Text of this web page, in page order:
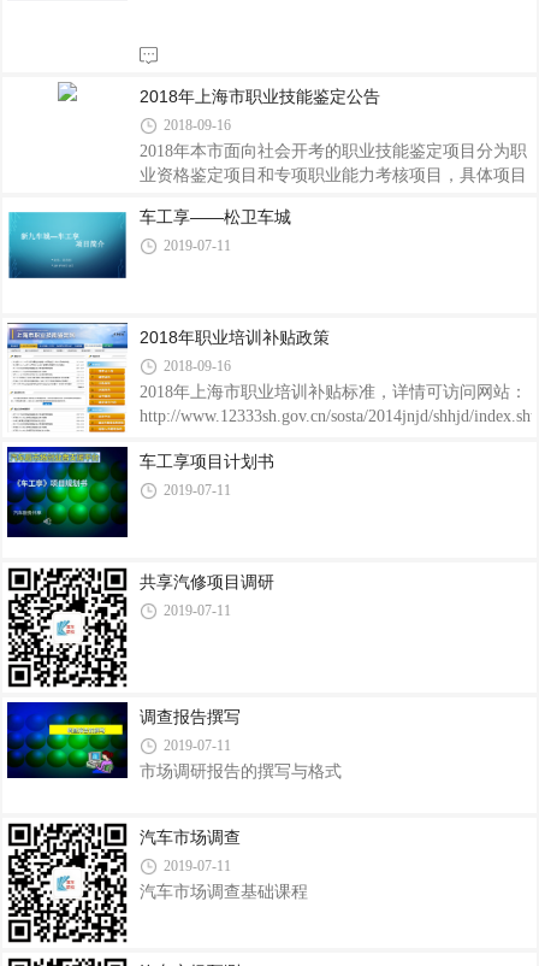
2018年上海市职业技能鉴定公告
2018-09-16
2018年本市面向社会开考的职业技能鉴定项目分为职
业资格鉴定项目和专项职业能力考核项目，具体项目
定项目目录》
车工享——松卫车城
2019-07-11
2018年职业培训补贴政策
2018-09-16
2018年上海市职业培训补贴标准，详情可访问网站：
http://www.12333sh.gov.cn/sosta/2014jnjd/shhjd/
车工享项目计划书
2019-07-11
共享汽修项目调研
2019-07-11
调查报告撰写
2019-07-11
市场调研报告的撰写与格式
汽车市场调查
2019-07-11
汽车市场调查基础课程